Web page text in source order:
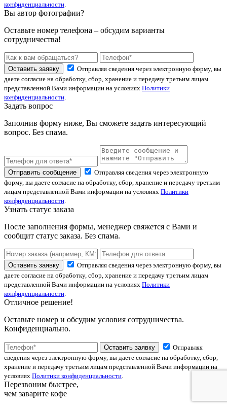
конфиденциальности.
Вы автор фотографии?
Оставьте номер телефона – обсудим варианты
сотрудничества!
Оставить заявку
Отправляя сведения через электронную форму, вы
даете согласие на обработку, сбор, хранение и передачу третьим лицам
представленной Вами информации на условиях Политики
конфиденциальности.
Задать вопрос
Заполнив форму ниже, Вы сможете задать интересующий
вопрос. Без спама.
Отправить сообщение
Отправляя сведения через электронную
форму, вы даете согласие на обработку, сбор, хранение и передачу третьим
лицам представленной Вами информации на условиях Политики
конфиденциальности.
Узнать статус заказа
После заполнения формы, менеджер свяжется с Вами и
сообщит статус заказа. Без спама.
Оставить заявку
Отправляя сведения через электронную форму, вы
даете согласие на обработку, сбор, хранение и передачу третьим лицам
представленной Вами информации на условиях Политики
конфиденциальности.
Отличное решение!
Оставьте номер и обсудим условия сотрудничества.
Конфиденциально.
Оставить заявку
Отправляя
сведения через электронную форму, вы даете согласие на обработку, сбор,
хранение и передачу третьим лицам представленной Вами информации на
условиях Политики конфиденциальности.
Перезвоним быстрее,
чем заварите кофе